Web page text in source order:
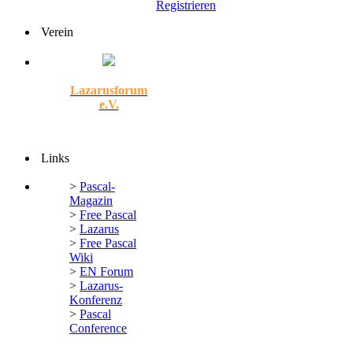
Registrieren
Verein
Lazarusforum
e.V.
Links
> Pascal-
Magazin
> Free Pascal
> Lazarus
> Free Pascal
Wiki
> EN Forum
> Lazarus-
Konferenz
> Pascal
Conference